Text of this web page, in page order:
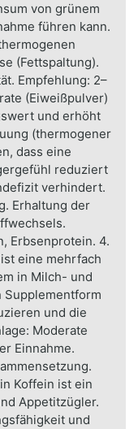
von grünem
führen kann.
(Fettspaltung).
Empfehlung: 2–
(Eiweißpulver)
und erhöht
(thermogener
dass eine
reduziert
verhindert.
Erhaltung der
Erbsenprotein. 4.
eine mehrfach
in Milch- und
Supplementform
und die
Moderate
Einnahme.
Koffein ist ein
Appetitzügler.
und